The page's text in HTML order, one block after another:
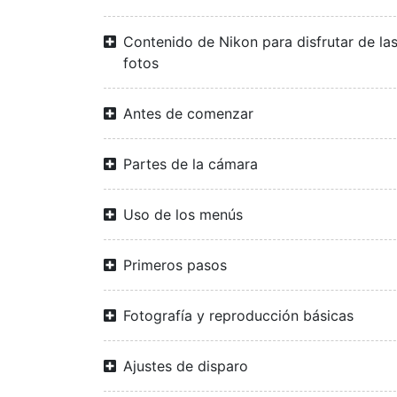
Contenido de Nikon para disfrutar de las
fotos
Antes de comenzar
Partes de la cámara
Uso de los menús
Primeros pasos
Fotografía y reproducción básicas
Ajustes de disparo